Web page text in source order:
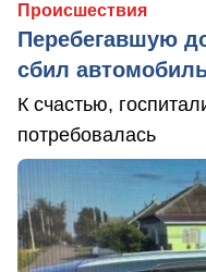
Происшествия
Перебегавшую
сбил
К счастью,
потребовалась